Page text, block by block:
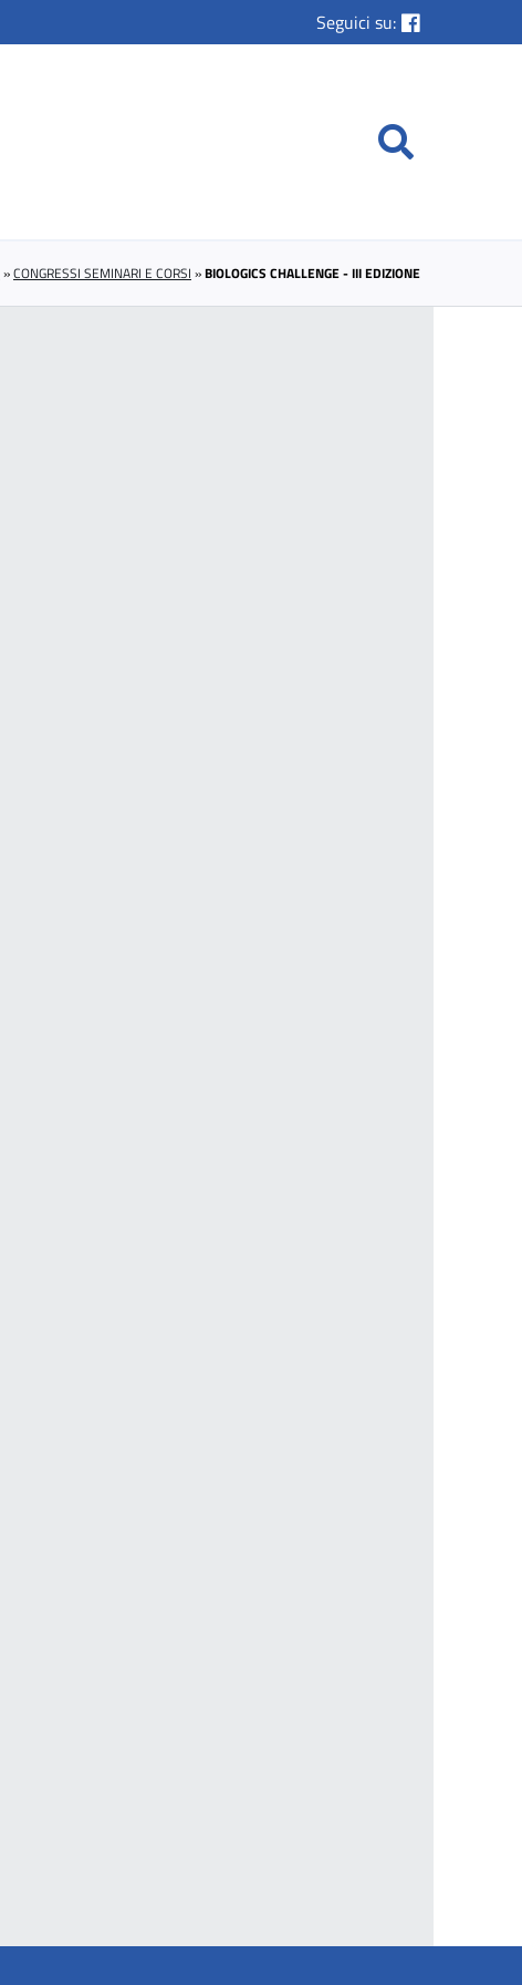
Seguici su:
»CONGRESSI SEMINARI E CORSI »BIOLOGICS CHALLENGE - III EDIZIONE